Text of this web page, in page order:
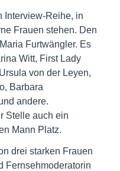
Interview-Reihe, in
Frauen stehen. Den
Furtwängler. Es
Witt, First Lady
von der Leyen,
Barbara
andere.
Stelle auch ein
Mann Platz.
drei starken Frauen
Fernsehmoderatorin